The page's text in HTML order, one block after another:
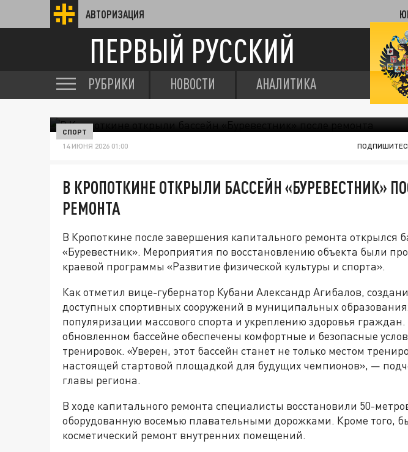
АВТОРИЗАЦИЯ
ПЕРВЫЙ РУССКИЙ
РУБРИКИ НОВОСТИ АНАЛИТИКА
СПОРТ
14 ИЮНЯ 2026 01:00
В КРОПОТКИНЕ ОТКРЫЛИ БАССЕЙН «БУРЕВЕСТНИК»
РЕМОНТА
В Кропоткине после завершения капитального ремонта открылся
«Буревестник». Мероприятия по восстановлению объекта были
краевой программы «Развитие физической культуры и спорта».
Как отметил вице-губернатор Кубани Александр Агибалов,
доступных спортивных сооружений в муниципальных
популяризации массового спорта и укреплению здоровья граждан.
обновленном бассейне обеспечены комфортные и безопасные
тренировок. «Уверен, этот бассейн станет не только местом
настоящей стартовой площадкой для будущих чемпионов», —
главы региона.
В ходе капитального ремонта специалисты восстановили 50-
оборудованную восемью плавательными дорожками. Кроме того,
косметический ремонт внутренних помещений.